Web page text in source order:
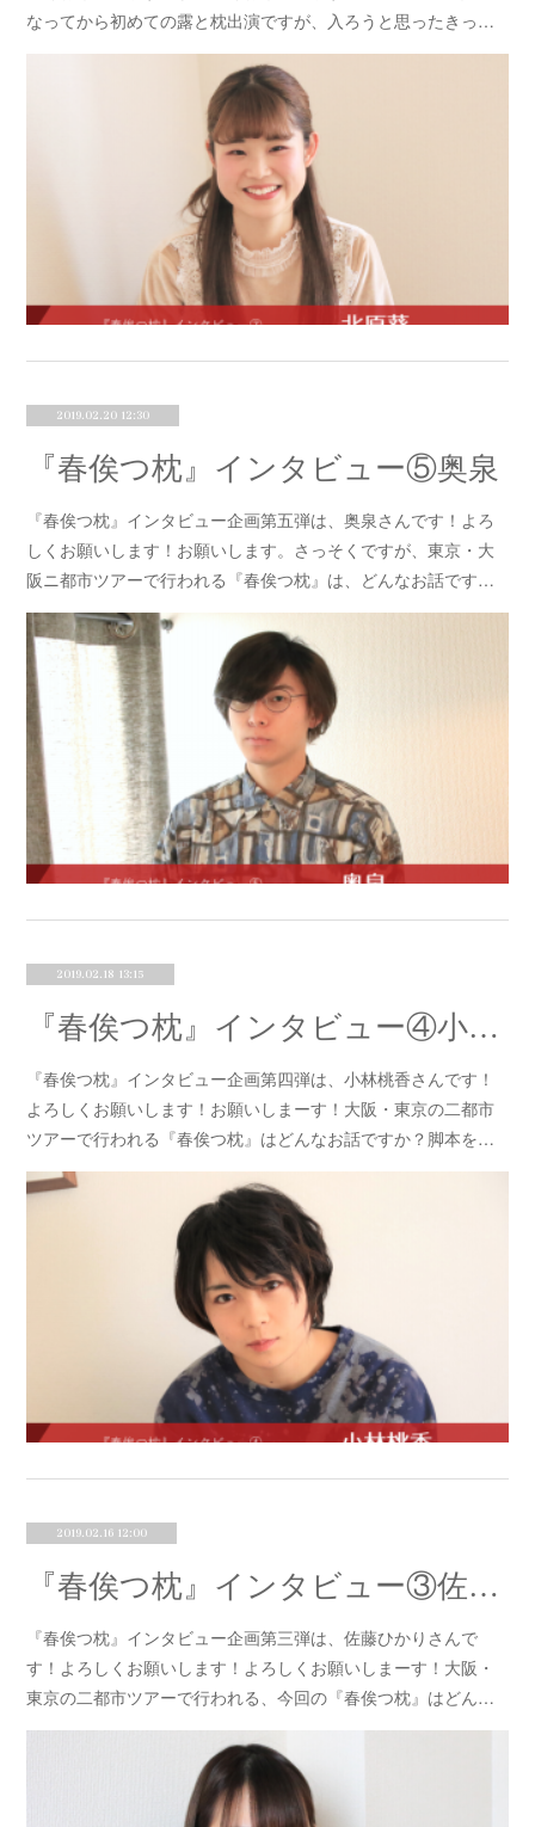
なってから初めての露と枕出演ですが、入ろうと思ったきっ…
2019.02.20 12:30
『春俟つ枕』インタビュー⑤奥泉
『春俟つ枕』インタビュー企画第五弾は、奥泉さんです！よろ
しくお願いします！お願いします。さっそくですが、東京・大
阪ニ都市ツアーで行われる『春俟つ枕』は、どんなお話です…
2019.02.18 13:15
『春俟つ枕』インタビュー④小林桃香
『春俟つ枕』インタビュー企画第四弾は、小林桃香さんです！
よろしくお願いします！お願いしまーす！大阪・東京の二都市
ツアーで行われる『春俟つ枕』はどんなお話ですか？脚本を…
2019.02.16 12:00
『春俟つ枕』インタビュー③佐藤ひかり
『春俟つ枕』インタビュー企画第三弾は、佐藤ひかりさんで
す！よろしくお願いします！よろしくお願いしまーす！大阪・
東京の二都市ツアーで行われる、今回の『春俟つ枕』はどん…